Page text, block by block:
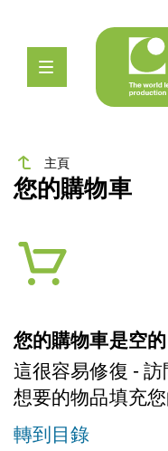
主頁
您的購物車
您的購物車是空的
這很容易修復 -
想要的物品填充
轉到目錄